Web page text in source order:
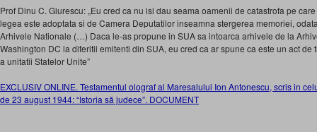
Prof Dinu C. Giurescu: „Eu cred ca nu isi dau seama oamenii de catastrofa pe
legea este adoptata si de Camera Deputatilor inseamna stergerea memoriei,
Arhivele Nationale (…) Daca le-as propune in SUA sa intoarca arhivele de la
Washington DC la diferitii emitenti din SUA, eu cred ca ar spune ca este un act
a unitatii Statelor Unite”
EXCLUSIV ONLINE. Testamentul olograf al Maresalului Ion Antonescu, scris in
de 23 august 1944: “Istoria să judece”. DOCUMENT